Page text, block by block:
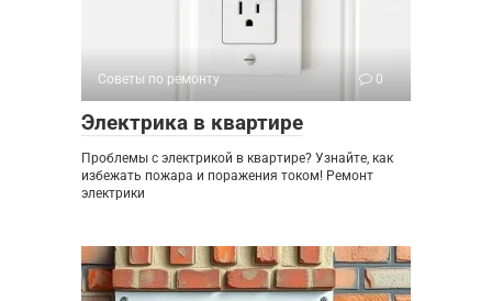
Советы по ремонту 0
Электрика в квартире
Проблемы с электрикой в квартире? Узнайте, как
избежать пожара и поражения током! Ремонт
электрики